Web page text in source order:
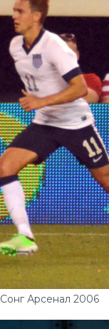
Сонг Арсенал 2006